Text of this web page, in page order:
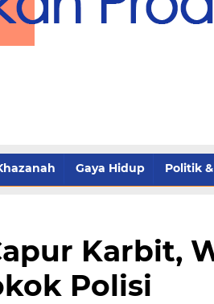
Gaya Hidup Politik
Karbit,
Polisi